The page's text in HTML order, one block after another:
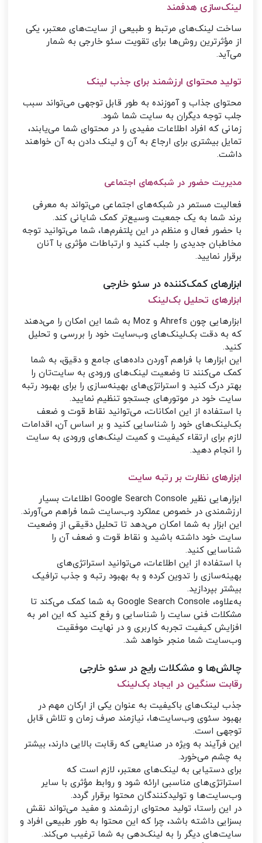
لینک‌سازی هدفمند
ساخت لینک‌های مرتبط و طبیعی از سایت‌های معتبر، یکی
از مؤثرترین روش‌ها برای تقویت سئو خارجی به شمار
می‌آید.
تولید محتوای ارزشمند برای جذب لینک
محتوای جذاب و آموزنده به طور قابل توجهی می‌تواند سبب
جلب توجه دیگران به سایت شما شود.
زمانی که افراد اطلاعات مفیدی را در محتوای شما می‌یابند،
تمایل بیشتری برای ارجاع به آن و لینک دادن به آن خواهند
داشت.
مدیریت حضور در شبکه‌های اجتماعی
فعالیت مستمر در شبکه‌های اجتماعی می‌تواند به معرفی
برند شما به یک جمعیت وسیع‌تر کمک شایانی کند.
با حضور فعال و منظم در این پلتفرم‌ها، شما می‌توانید توجه
مخاطبان جدیدی را جلب کنید و ارتباطات مؤثری با آنان
برقرار نمایید.
ابزارهای کمک‌کننده در سئو خارجی
ابزارهای تحلیل بک‌لینک
ابزارهایی چون Ahrefs و Moz به شما این امکان را می‌دهند
که به دقت بک‌لینک‌های وب‌سایت خود را بررسی و تحلیل
کنید.
این ابزارها با فراهم آوردن داده‌های جامع و دقیق، به شما
کمک می‌کنند تا وضعیت لینک‌های ورودی به سایت‌تان را
بهتر درک کنید و استراتژی‌های بهینه‌سازی را برای بهبود رتبه
سایت خود در موتورهای جستجو تنظیم نمایید.
با استفاده از این امکانات، می‌توانید نقاط قوت و ضعف
بک‌لینک‌های خود را شناسایی کنید و بر اساس آن، اقدامات
لازم برای ارتقاء کیفیت و کمیت لینک‌های ورودی به سایت
را انجام دهید.
ابزارهای نظارت بر رتبه سایت
ابزارهایی نظیر Google Search Console اطلاعات بسیار
ارزشمندی در خصوص عملکرد وب‌سایت شما فراهم می‌آورند.
این ابزار به شما امکان می‌دهد تا تحلیل دقیقی از وضعیت
سایت خود داشته باشید و نقاط قوت و ضعف آن را
شناسایی کنید.
با استفاده از این اطلاعات، می‌توانید استراتژی‌های
بهینه‌سازی را تدوین کرده و به بهبود رتبه و جذب ترافیک
بیشتر بپردازید.
به‌علاوه، Google Search Console به شما کمک می‌کند تا
مشکلات فنی سایت را شناسایی و رفع کنید که این امر به
افزایش کیفیت تجربه کاربری و در نهایت موفقیت
وب‌سایت شما منجر خواهد شد.
چالش‌ها و مشکلات رایج در سئو خارجی
رقابت سنگین در ایجاد بک‌لینک
جذب لینک‌های باکیفیت به عنوان یکی از ارکان مهم در
بهبود سئوی وب‌سایت‌ها، نیازمند صرف زمان و تلاش قابل
توجهی است.
این فرآیند به ویژه در صنایعی که رقابت بالایی دارند، بیشتر
به چشم می‌خورد.
برای دستیابی به لینک‌های معتبر، لازم است که
استراتژی‌های مناسبی ارائه شود و روابط مؤثری با سایر
وب‌سایت‌ها و تولیدکنندگان محتوا برقرار گردد.
در این راستا، تولید محتوای ارزشمند و مفید می‌تواند نقش
بسزایی داشته باشد، چرا که این محتوا به طور طبیعی افراد و
سایت‌های دیگر را به لینک‌دهی به شما ترغیب می‌کند.